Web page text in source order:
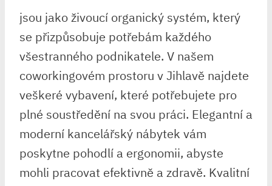
jsou jako živoucí organický systém, který
se přizpůsobuje potřebám každého
všestranného podnikatele. V našem
coworkingovém prostoru v Jihlavě najdete
veškeré vybavení, které potřebujete pro
plné soustředění na svou práci. Elegantní a
moderní kancelářský nábytek vám
poskytne pohodlí a ergonomii, abyste
mohli pracovat efektivně a zdravě. Kvalitní